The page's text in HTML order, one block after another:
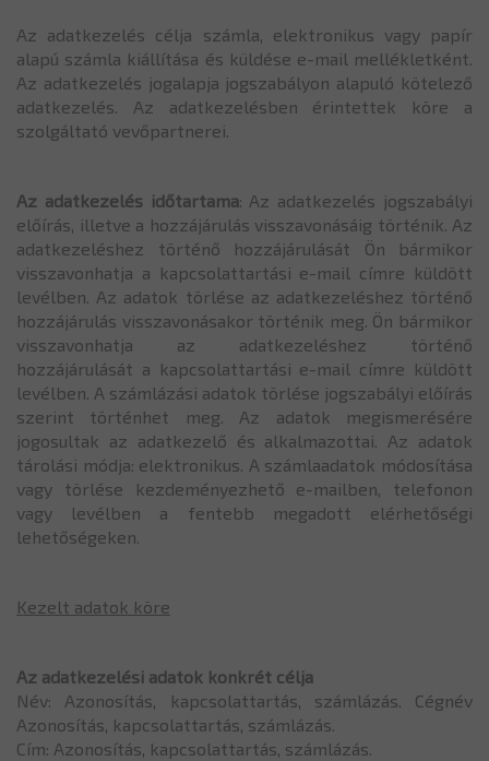
Az adatkezelés célja számla, elektronikus vagy papír
alapú számla kiállítása és küldése e-mail mellékletként.
Az adatkezelés jogalapja jogszabályon alapuló kötelező
adatkezelés. Az adatkezelésben érintettek köre a
szolgáltató vevőpartnerei.
Az adatkezelés időtartama: Az adatkezelés jogszabályi
előírás, illetve a hozzájárulás visszavonásáig történik. Az
adatkezeléshez történő hozzájárulását Ön bármikor
visszavonhatja a kapcsolattartási e-mail címre küldött
levélben. Az adatok törlése az adatkezeléshez történő
hozzájárulás visszavonásakor történik meg. Ön bármikor
visszavonhatja az adatkezeléshez történő
hozzájárulását a kapcsolattartási e-mail címre küldött
levélben. A számlázási adatok törlése jogszabályi előírás
szerint történhet meg. Az adatok megismerésére
jogosultak az adatkezelő és alkalmazottai. Az adatok
tárolási módja: elektronikus. A számlaadatok módosítása
vagy törlése kezdeményezhető e-mailben, telefonon
vagy levélben a fentebb megadott elérhetőségi
lehetőségeken.
Kezelt adatok köre
Az adatkezelési adatok konkrét célja
Név: Azonosítás, kapcsolattartás, számlázás. Cégnév
Azonosítás, kapcsolattartás, számlázás.
Cím: Azonosítás, kapcsolattartás, számlázás.